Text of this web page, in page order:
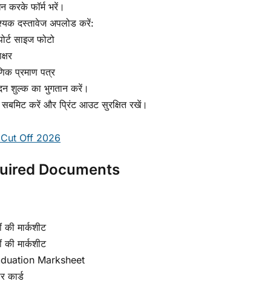
करके फॉर्म भरें।
दस्तावेज अपलोड करें:
साइज फोटो
प्रमाण पत्र
शुल्क का भुगतान करें।
सबमिट करें और प्रिंट आउट सुरक्षित रखें।
Off 2026
Documents
की मार्कशीट
की मार्कशीट
Marksheet
कार्ड